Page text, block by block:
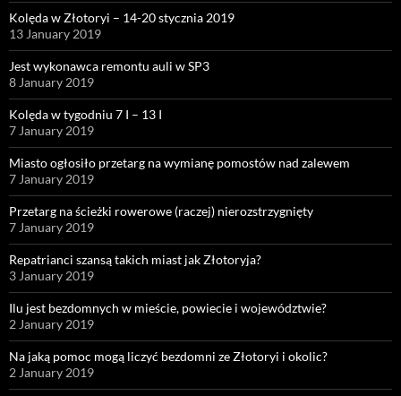
Kolęda w Złotoryi – 14-20 stycznia 2019
13 January 2019
Jest wykonawca remontu auli w SP3
8 January 2019
Kolęda w tygodniu 7 I – 13 I
7 January 2019
Miasto ogłosiło przetarg na wymianę pomostów nad zalewem
7 January 2019
Przetarg na ścieżki rowerowe (raczej) nierozstrzygnięty
7 January 2019
Repatrianci szansą takich miast jak Złotoryja?
3 January 2019
Ilu jest bezdomnych w mieście, powiecie i województwie?
2 January 2019
Na jaką pomoc mogą liczyć bezdomni ze Złotoryi i okolic?
2 January 2019